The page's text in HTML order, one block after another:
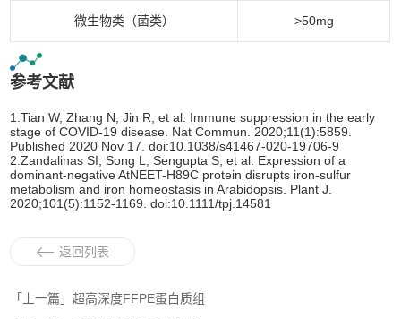
微生物类（菌类） >50mg
参考文献
1.Tian W, Zhang N, Jin R, et al. Immune suppression in the early
stage of COVID-19 disease. Nat Commun. 2020;11(1):5859.
Published 2020 Nov 17. doi:10.1038/s41467-020-19706-9
2.Zandalinas SI, Song L, Sengupta S, et al. Expression of a
dominant-negative AtNEET-H89C protein disrupts iron-sulfur
metabolism and iron homeostasis in Arabidopsis. Plant J.
2020;101(5):1152-1169. doi:10.1111/tpj.14581
返回列表
「上一篇」超高深度FFPE蛋白质组